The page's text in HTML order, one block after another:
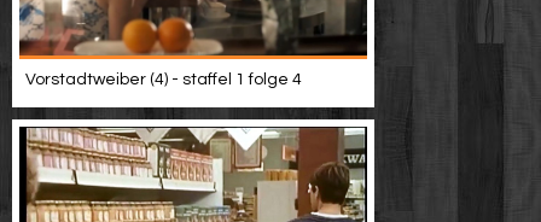
Vorstadtweiber (4) - staffel 1 folge 4